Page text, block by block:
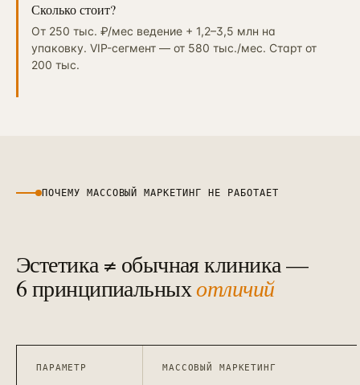
Сколько стоит?
От 250 тыс. ₽/мес ведение + 1,2–3,5 млн на
упаковку. VIP-сегмент — от 580 тыс./мес. Старт от
200 тыс.
ПОЧЕМУ МАССОВЫЙ МАРКЕТИНГ НЕ РАБОТАЕТ
Эстетика ≠ обычная клиника —
6 принципиальныхотличий
ПАРАМЕТР МАССОВЫЙ МАРКЕТИНГ